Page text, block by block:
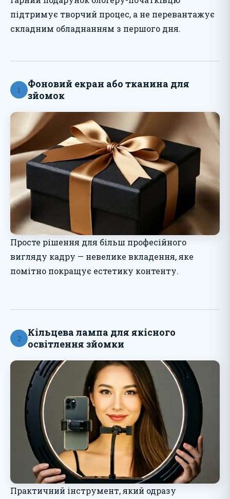
підтримує творчий процес, а не перевантажує
складним обладнанням з першого дня.
1
Фоновий екран або тканина для
зйомок
Просте рішення для більш професійного
вигляду кадру — невелике вкладення, яке
помітно покращує естетику контенту.
2
Кільцева лампа для якісного
освітлення зйомки
Практичний інструмент, який одразу